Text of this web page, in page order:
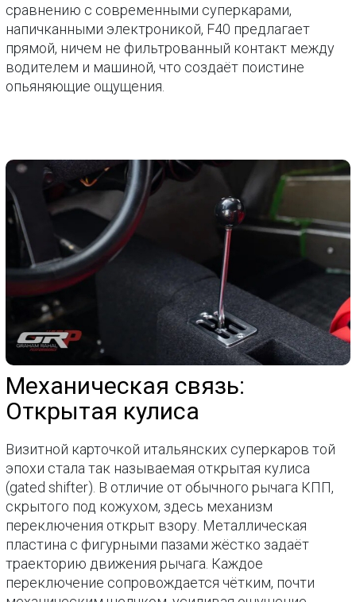
сравнению с современными суперкарами,
напичканными электроникой, F40 предлагает
прямой, ничем не фильтрованный контакт между
водителем и машиной, что создаёт поистине
опьяняющие ощущения.
Механическая связь:
Открытая кулиса
Визитной карточкой итальянских суперкаров той
эпохи стала так называемая открытая кулиса
(gated shifter). В отличие от обычного рычага КПП,
скрытого под кожухом, здесь механизм
переключения открыт взору. Металлическая
пластина с фигурными пазами жёстко задаёт
траекторию движения рычага. Каждое
переключение сопровождается чётким, почти